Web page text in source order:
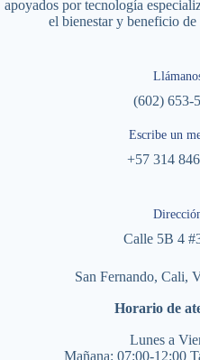
apoyados por tecnología
el bienestar y beneficio de
(602) 653-
Escribe un
+57 314
Calle 5B 4
San Fernando, Cali,
Horario de
Lunes a
Mañana: 07:00-12:00